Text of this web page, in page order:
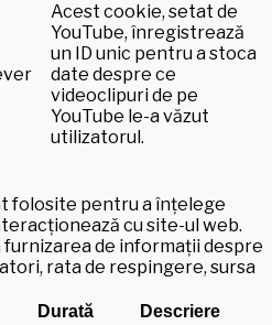
Acest cookie, setat de
YouTube, înregistrează
un ID unic pentru a stoca
date despre ce
videoclipuri de pe
YouTube le-a văzut
utilizatorul.
folosite pentru a înțelege
cu site-ul web.
de informații despre
rata de respingere, sursa
Durată Descriere